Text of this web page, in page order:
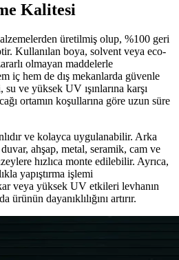
Kalitesi
üretilmiş olup, %100 geri
Kullanılan boya, solvent veya eco-
olmayan maddelerle
iç hem de dış mekanlarda güvenle
ve yüksek UV ışınlarına karşı
ortamın koşullarına göre uzun süre
ve kolayca uygulanabilir. Arka
duvar, ahşap, metal, seramik, cam ve
hızlıca monte edilebilir. Ayrıca,
yapıştırma işlemi
veya yüksek UV etkileri levhanın
ürünün dayanıklılığını artırır.